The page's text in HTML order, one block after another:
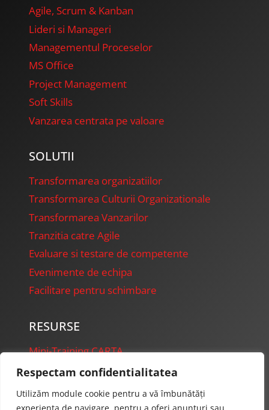
Respectam confidentialitatea
Utilizăm module cookie pentru a vă îmbunătăți
Agile, Scrum & Kanban
Lideri si Manageri
Managementul Proceselor
MS Office
Project Management
Soft Skills
Vanzarea centrata pe valoare
SOLUTII
Transformarea organizatiilor
Transformarea Culturii Organizationale
Transformarea Vanzarilor
Tranzitia catre Agile
Evaluare si testare de competente
Evenimente de echipa
Facilitare pentru schimbare
RESURSE
Mini-Training CARTA
FireFly Presentations
Starter Projects